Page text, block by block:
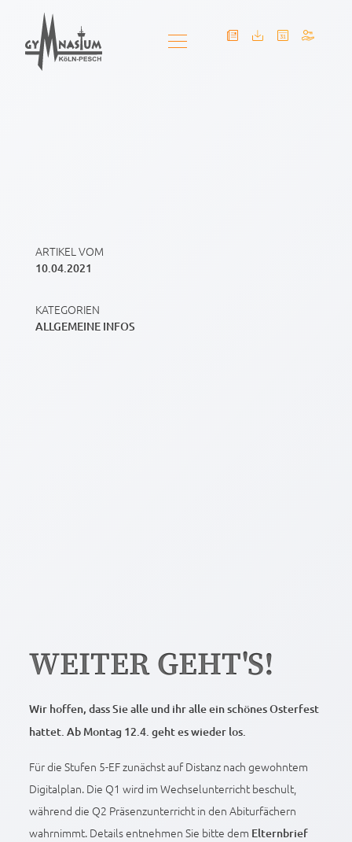
ARTIKEL VOM
10.04.2021
KATEGORIEN
ALLGEMEINE INFOS
WEITER GEHT'S!
Wir hoffen, dass Sie alle und ihr alle ein schönes Osterfest
hattet. Ab Montag 12.4. geht es wieder los.
Für die Stufen 5-EF zunächst auf Distanz nach gewohntem
Digitalplan. Die Q1 wird im Wechselunterricht beschult,
während die Q2 Präsenzunterricht in den Abiturfächern
wahrnimmt. Details entnehmen Sie bitte dem Elternbrief